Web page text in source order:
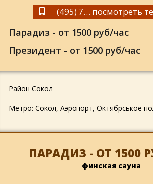
(495) 729-1993 посмотреть
Парадиз - от 1500 руб/час
Президент - от 1500 руб/час
Район Сокол
Метро: Сокол, Аэропорт, Октябрськое
ПАРАДИЗ - ОТ 1500
финская сауна